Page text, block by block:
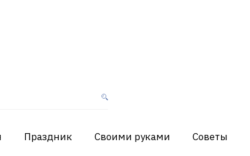
Праздник Своими руками Советы